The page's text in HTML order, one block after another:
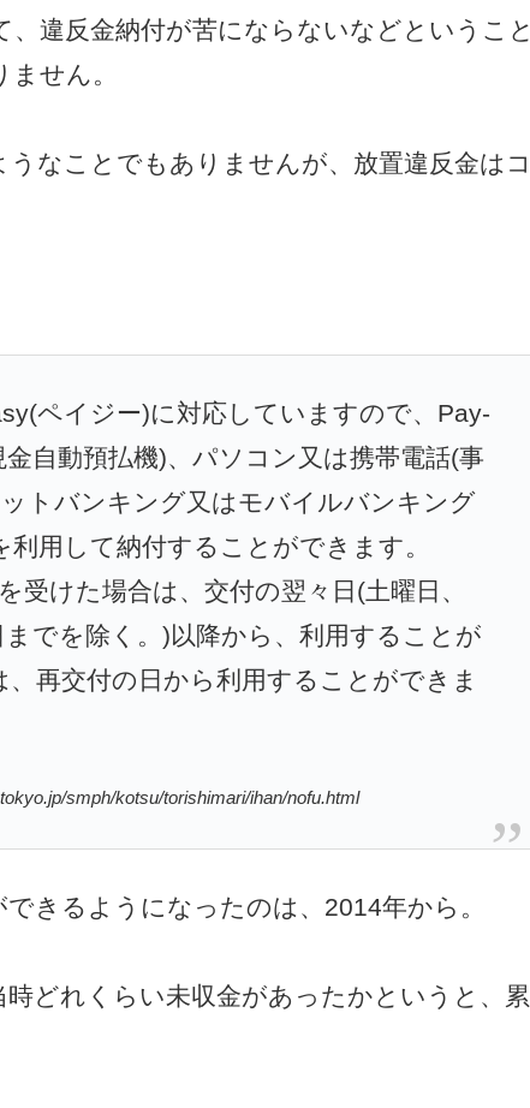
違反金納付が苦にならないなどということ
せん。
なことでもありませんが、放置違反金はコ
ペイジー)に対応していますので、Pay-
自動預払機)、パソコン又は携帯電話(事
トバンキング又はモバイルバンキング
用して納付することができます。
受けた場合は、交付の翌々日(土曜日、
でを除く。)以降から、利用することが
再交付の日から利用することができま
smph/kotsu/torishimari/ihan/nofu.html
きるようになったのは、2014年から。
どれくらい未収金があったかというと、累